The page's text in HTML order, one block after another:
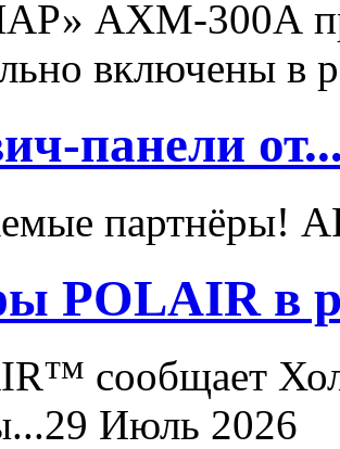
АХМ-300А
включены в
панели
POLAIR в
сообщает
29 Июль 2026